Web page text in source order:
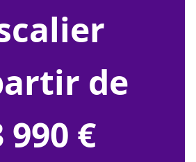
de
990 €